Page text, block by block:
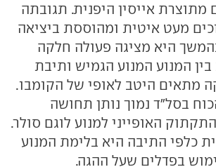
מתוצרת אייסין היפנית. תגובתה
מעט איטית ומהוססת ביציאה
היא מציגה פעולה חלקה
בין המנוע המנוע הגמיש ותיבת
מתאים היטב לאופי של הקומבו.
בסל"ד נמוך נותן תחושה
האופייני למנוע לוגם סולר.
כלפי התיבה היא בלימת המנוע
בפדלים שעל ההגה.